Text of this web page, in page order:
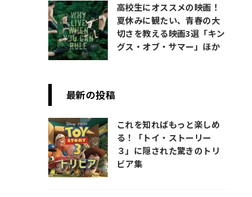
高校生にオススメの映画！
夏休みに観たい、青春の大
切さを教える映画3選「キン
グス・オブ・サマー」ほか
最新の投稿
これを知ればもっと楽しめ
る！「トイ・ストーリー
３」に隠された驚きのトリ
ビア集